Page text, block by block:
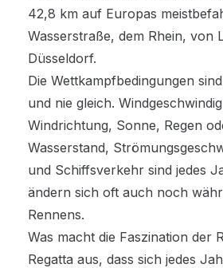
42,8 km auf Europas
Wasserstraße, dem Rhein, von
Düsseldorf.
Die Wettkampfbedingungen
und nie gleich.
Windrichtung, Sonne, Regen
Wasserstand,
und Schiffsverkehr sind jedes
ändern sich oft auch noch
Rennens.
Was macht die Faszination der
Regatta aus, dass sich jedes